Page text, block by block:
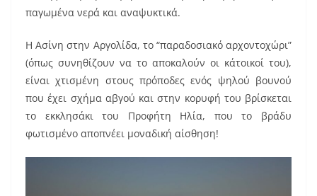
παγωμένα νερά και αναψυκτικά.
Η Ασίνη στην Αργολίδα, το “παραδοσιακό αρχοντοχώρι”
(όπως συνηθίζουν να το αποκαλούν οι κάτοικοί του),
είναι χτισμένη στους πρόποδες ενός ψηλού βουνού
που έχει σχήμα αβγού και στην κορυφή του βρίσκεται
το εκκλησάκι του Προφήτη Ηλία, που το βράδυ
φωτισμένο αποπνέει μοναδική αίσθηση!